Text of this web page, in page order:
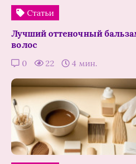
Статьи
Лучший оттеночный
волос
0 22 4 мин.